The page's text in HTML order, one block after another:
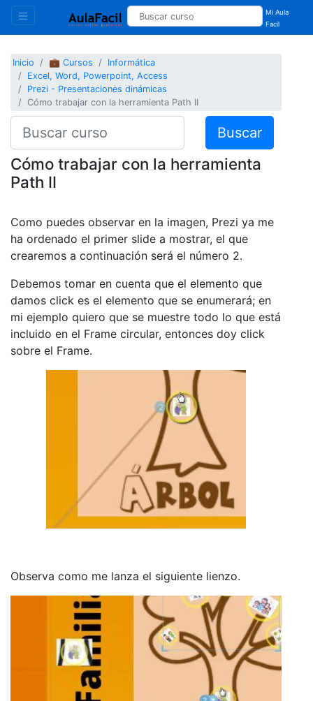
Mi Aula
Facil
Inicio 💼 Cursos
Informática
Excel, Word, Powerpoint, Access
Prezi - Presentaciones dinámicas
Cómo trabajar con la herramienta Path II
Buscar
Cómo trabajar con la herramienta
Path II
Como puedes observar en la imagen, Prezi ya me
ha ordenado el primer slide a mostrar, el que
crearemos a continuación será el número 2.
Debemos tomar en cuenta que el elemento que
damos click es el elemento que se enumerará; en
mi ejemplo quiero que se muestre todo lo que está
incluido en el Frame circular, entonces doy click
sobre el Frame.
Observa como me lanza el siguiente lienzo.